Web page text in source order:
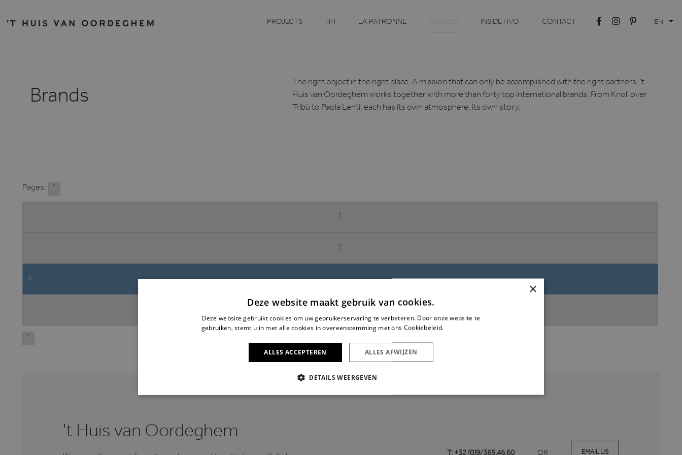
PROJECTS HH LA PATRONNE INSIDE HVO CONTACT EN
Brands
The right object in the right place. A mission that can only be accomplished with the right partners. 't
Huis van Oordeghem works together with more than forty top international brands. From Knoll over
Tribù to Paola Lenti, each has its own atmosphere, its own story.
Pages: "
1
2
3
4
"
't Huis van Oordeghem
EMAIL US
×
Deze website maakt gebruik van cookies.
Deze website gebruikt cookies om uw gebruikerservaring te verbeteren. Door onze website te
gebruiken, stemt u in met alle cookies in overeenstemming met ons Cookiebeleid.
ALLES ACCEPTEREN ALLES AFWIJZEN
DETAILS WEERGEVEN
STRIKT NOODZAKELIJK PRESTATIE TARGETING FUNCTIONEEL